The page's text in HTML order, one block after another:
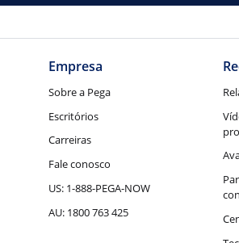
Empresa
Sobre a Pega
Escritórios
Carreiras
Fale conosco
US: 1-888-PEGA-NOW
AU: 1800 763 425